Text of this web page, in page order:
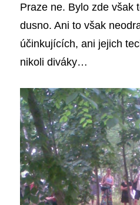
Praze ne. Bylo zde však
dusno. Ani to však
účinkujících, ani jejich
nikoli diváky…